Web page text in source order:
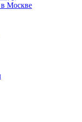
в Москве